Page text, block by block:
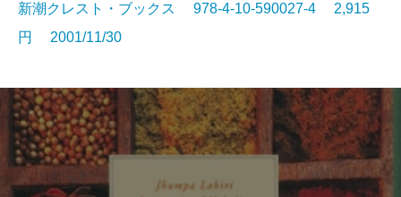
新潮クレスト・ブックス 978-4-10-590027-4 2,915
円 2001/11/30